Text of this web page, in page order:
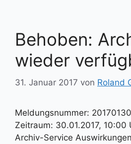
Behoben:
wieder
31. Januar 2017 von Roland
Meldungsnummer:
Zeitraum: 30.01.2017, 10:00
Archiv-Service